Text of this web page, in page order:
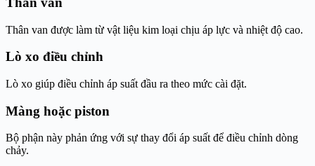
Thân van được làm từ vật liệu kim loại chịu áp lực và nhiệt độ cao.
Lò xo điều chỉnh
Lò xo giúp điều chỉnh áp suất đầu ra theo mức cài đặt.
Màng hoặc piston
Bộ phận này phản ứng với sự thay đổi áp suất để điều chỉnh dòng
chảy.